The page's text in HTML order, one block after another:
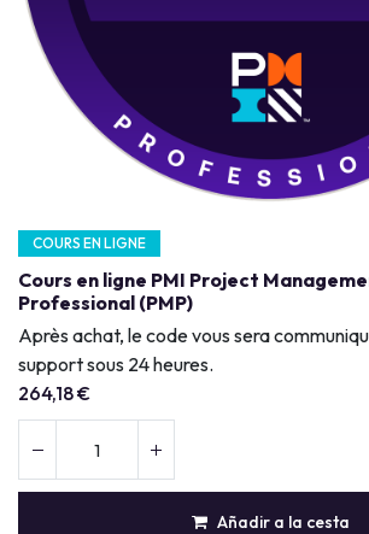
COURS EN LIGNE
Cours en ligne PMI Project
Professional (PMP)
Après achat, le code vous sera
support sous 24 heures.
264,18€
Añadir a la cesta